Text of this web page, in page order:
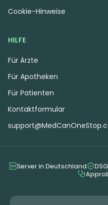
HILFE
Für Ärzte
Für Apotheken
Für Patienten
Kontaktformular
Cookie-Hinweise
Server in Deutschland